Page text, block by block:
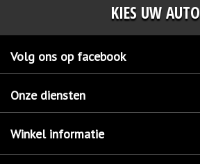
KIES UW AUTO
Volg ons op facebook
Onze diensten
Winkel informatie